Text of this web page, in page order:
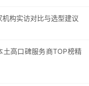
构实访对比与选型建议
高口碑服务商TOP榜精